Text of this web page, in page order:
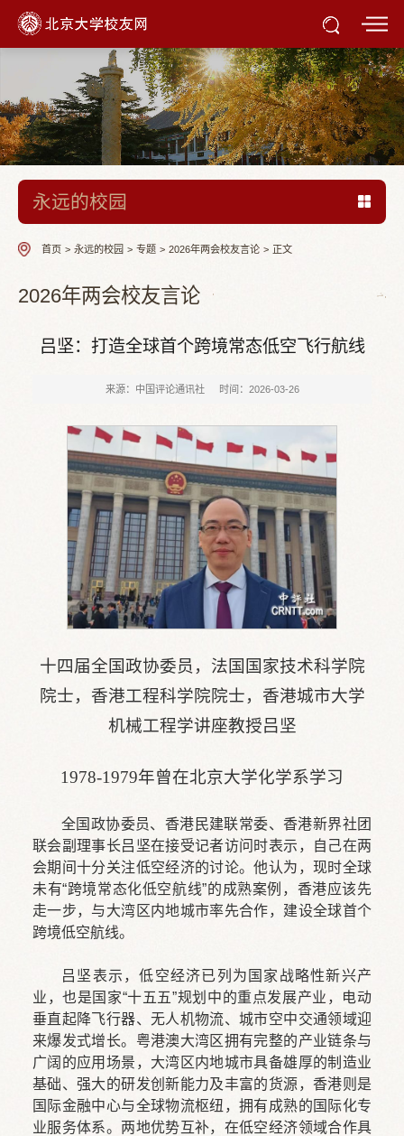
永远的校园
首页 > 永远的校园 > 专题 > 2026年两会校友言论 > 正文
2026年两会校友言论
吕坚：打造全球首个跨境常态低空飞行航线
来源：中国评论通讯社 时间：2026-03-26
十四届全国政协委员，法国国家技术科学院
院士，香港工程科学院院士，香港城市大学
机械工程学讲座教授吕坚
1978-1979年曾在北京大学化学系学习
全国政协委员、香港民建联常委、香港新界社团
联会副理事长吕坚在接受记者访问时表示，自己在两
会期间十分关注低空经济的讨论。他认为，现时全球
未有“跨境常态化低空航线”的成熟案例，香港应该先
走一步，与大湾区内地城市率先合作，建设全球首个
跨境低空航线。
吕坚表示，低空经济已列为国家战略性新兴产
业，也是国家“十五五”规划中的重点发展产业，电动
垂直起降飞行器、无人机物流、城市空中交通领域迎
来爆发式增长。粤港澳大湾区拥有完整的产业链条与
广阔的应用场景，大湾区内地城市具备雄厚的制造业
基础、强大的研发创新能力及丰富的货源，香港则是
国际金融中心与全球物流枢纽，拥有成熟的国际化专
业服务体系。两地优势互补，在低空经济领域合作具